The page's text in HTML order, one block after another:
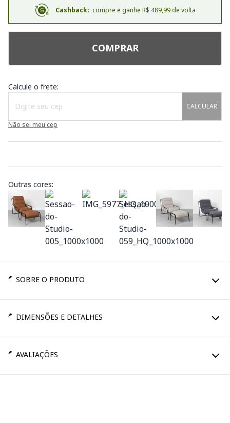
Cashback: compre e ganhe R$ 489,99 de volta
COMPRAR
Calcule o frete:
CALCULAR
Não sei meu cep
Outras cores:
SOBRE O PRODUTO
DIMENSÕES E DETALHES
AVALIAÇÕES